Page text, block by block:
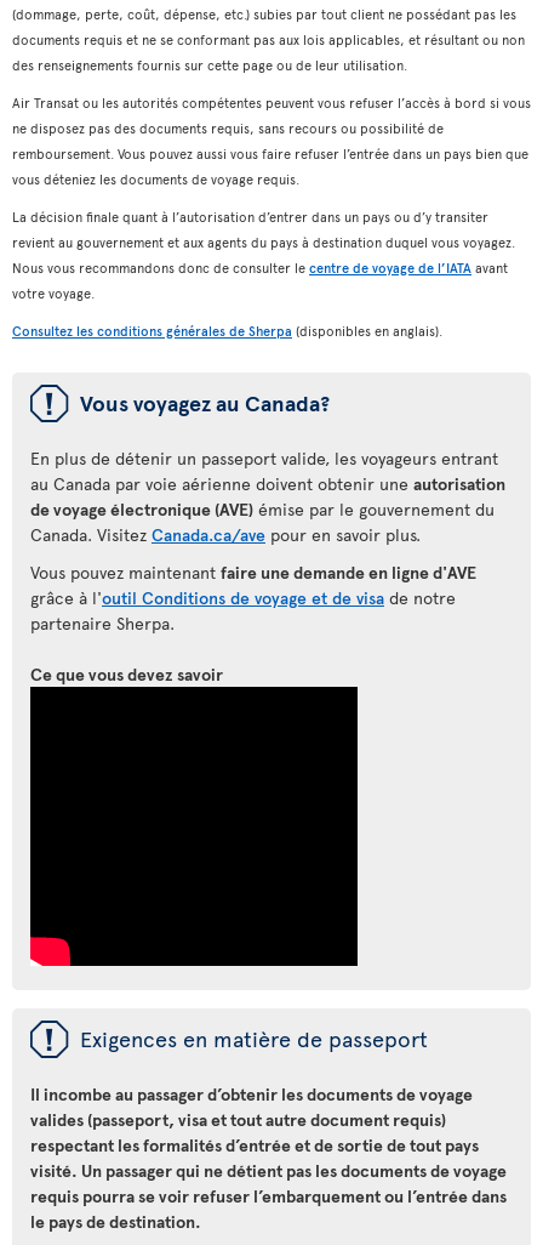
(dommage, perte, coût, dépense, etc.) subies par tout client ne possédant pas les
documents requis et ne se conformant pas aux lois applicables, et résultant ou non
des renseignements fournis sur cette page ou de leur utilisation.
Air Transat ou les autorités compétentes peuvent vous refuser l’accès à bord si vous
ne disposez pas des documents requis, sans recours ou possibilité de
remboursement. Vous pouvez aussi vous faire refuser l’entrée dans un pays bien que
vous déteniez les documents de voyage requis.
La décision finale quant à l’autorisation d’entrer dans un pays ou d’y transiter
revient au gouvernement et aux agents du pays à destination duquel vous voyagez.
Nous vous recommandons donc de consulter le centre de voyage de l’IATA avant
votre voyage.
Consultez les conditions générales de Sherpa (disponibles en anglais).
ü Vous voyagez au Canada?
En plus de détenir un passeport valide, les voyageurs entrant
au Canada par voie aérienne doivent obtenir une autorisation
de voyage électronique (AVE) émise par le gouvernement du
Canada. Visitez Canada.ca/ave pour en savoir plus.
Vous pouvez maintenant faire une demande en ligne d'AVE
grâce à l'outil Conditions de voyage et de visa
partenaire Sherpa.
Ce que vous devez savoir
ü Exigences en matière de passeport
Il incombe au passager d’obtenir les documents de voyage
valides (passeport, visa et tout autre document requis)
respectant les formalités d’entrée et de sortie de tout pays
visité. Un passager qui ne détient pas les documents de voyage
requis pourra se voir refuser l’embarquement ou l’entrée dans
le pays de destination.